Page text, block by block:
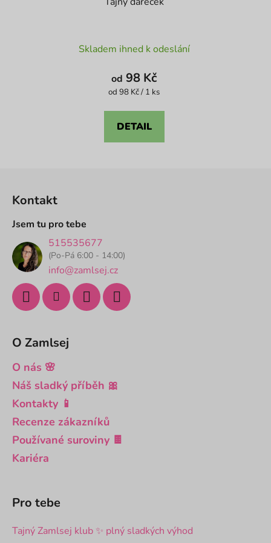
hodnocení
produktu
je
z
Skladem ihned k odeslání
od 98 Kč
Měrná
od 98 Kč / 1 ks
DETAIL
Kontakt
Jsem tu pro tebe
515535677
(Po-Pá 6:00 - 14:00)
info@zamlsej.cz
O Zamlsej
O nás 🌸
Náš sladký příběh 🎀
Kontakty 📱
Recenze zákazníků
Používané suroviny 🍫
Kariéra
Pro tebe
Tajný Zamlsej klub ✨ plný sladkých výhod